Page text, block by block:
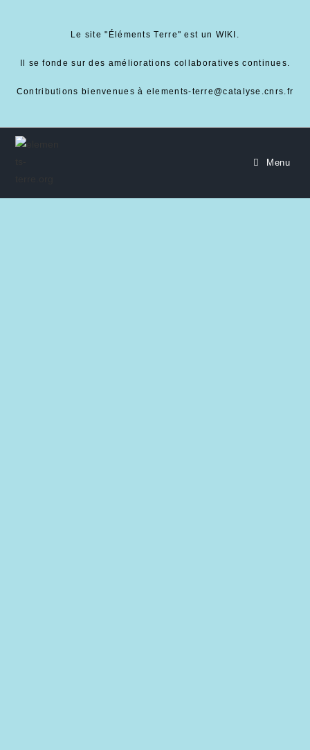
Le site "Éléments Terre" est un WIKI.
Il se fonde sur des améliorations collaboratives continues.
Contributions bienvenues à elements-terre@catalyse.cnrs.fr
Menu